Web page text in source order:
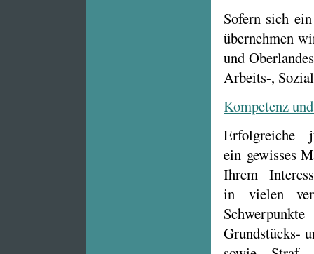
Sofern sich
übernehmen
und
Arbeits-,
Kompetenz
Erfolgreiche
ein gewisses
Ihrem
in vielen
Grundstücks-